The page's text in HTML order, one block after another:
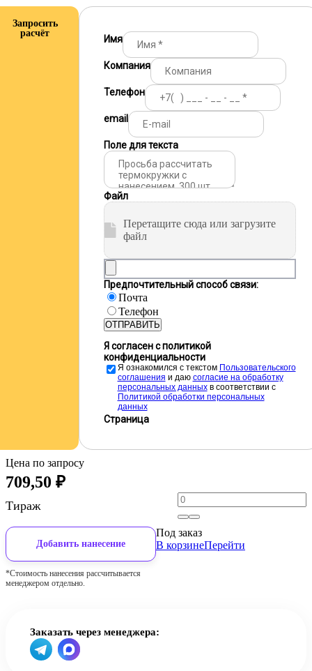
Запросить
расчёт
Имя
Компания
Телефон
email
Поле для текста
Файл
Перетащите сюда или загрузите
файл
Предпочтительный способ связи:
Почта
Телефон
ОТПРАВИТЬ
Я согласен с политикой
конфиденциальности
Я ознакомился с текстом Пользовательского
соглашения и даю cогласие на обработку
персональных данныхв соответствии с
Политикой обработки персональных
данных
Страница
Цена по запросу
709,50 ₽
Тираж
Добавить нанесение
*Стоимость нанесения рассчитывается
менеджером отдельно.
Под заказ
В корзинеПерейти
Заказать через менеджера: